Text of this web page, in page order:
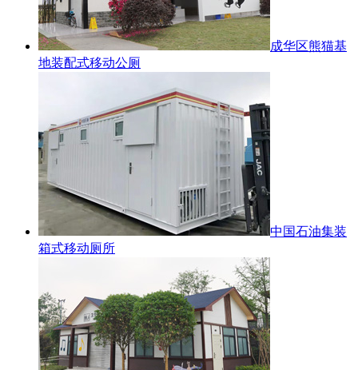
成华区熊猫基
地装配式移动公厕
中国石油集装
箱式移动厕所